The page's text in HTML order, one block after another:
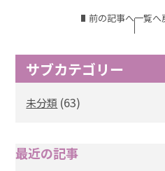
前の記事へ一覧へ
サブカテゴリー
未分類 (63)
最近の記事